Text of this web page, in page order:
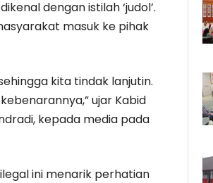
dengan istilah ‘judol’.
masuk ke pihak
kita tindak lanjutin.
ujar Kabid
kepada media pada
ini menarik perhatian